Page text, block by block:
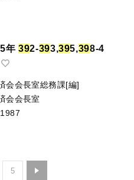
年392-393,395,398-4
会会長室総務課[編]
会会長室
5